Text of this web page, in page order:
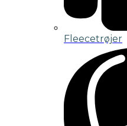
Fleecetrøjer